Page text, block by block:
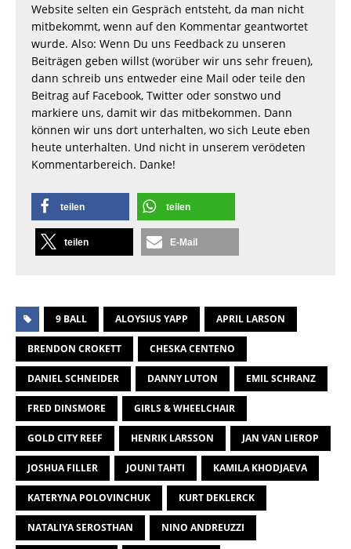
Website selten ein Gespräch entsteht, da man nicht
mitbekommt, wenn auf den Kommentar geantwortet
wurde. Also: Wenn Du uns Feedback zu unseren
Beiträgen geben willst (worüber wir uns sehr freuen),
dann schreib uns entweder eine Mail oder teile den
Beitrag auf Facebook, Twitter oder sonstwo und
markiere uns, damit wir das mitbekommen. Dann
können wir uns dort unterhalten, wo sich Leute eben
heute unterhalten. Und nicht in unserem verödeten
Kommentarbereich. Danke!
teilen teilen
teilen E-Mail
9 BALL ALOYSIUS YAPP APRIL LARSON
BRENDON CROKETT CHESKA CENTENO
DANIEL SCHNEIDER DANNY LUTON EMIL SCHRANZ
FRED DINSMORE GIRLS & WHEELCHAIR
GOLD CITY REEF HENRIK LARSSON JAN VAN LIEROP
JOSHUA FILLER JOUNI TAHTI KAMILA KHODJAEVA
KATERYNA POLOVINCHUK KURT DEKLERCK
NATALIYA SEROSTHAN NINO ANDREUZZI